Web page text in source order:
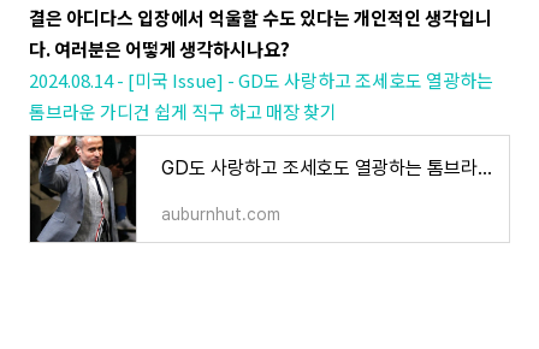
결은 아디다스 입장에서 억울할 수도 있다는 개인적인 생각입니
다. 여러분은 어떻게 생각하시나요?
2024.08.14 - [미국 Issue] - GD도 사랑하고 조세호도 열광하는
톰브라운 가디건 쉽게 직구 하고 매장 찾기
GD도 사랑하고 조세호도 열광하는 톰브라운 가디건 쉽게 직구 하고 매장 찾기
auburnhut.com